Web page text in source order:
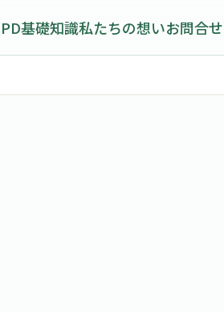
PD基礎知識私たちの想いお問合せ